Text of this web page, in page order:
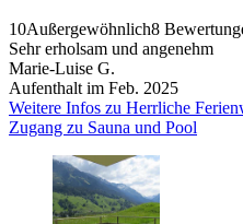
10Außergewöhnlich8
Sehr erholsam und angenehm
Marie-Luise G.
Aufenthalt im Feb. 2025
Weitere Infos zu Herrliche
Zugang zu Sauna und Pool